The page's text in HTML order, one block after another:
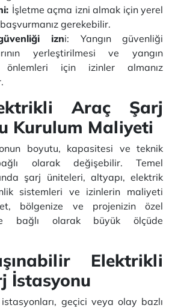
İşletme açma izni almak için yerel
gerekebilir.
izni: Yangın güvenliği
yerleştirilmesi ve yangın
önlemleri için izinler almanız
Araç Şarj
Kurulum Maliyeti
boyutu, kapasitesi ve teknik
olarak değişebilir. Temel
şarj üniteleri, altyapı, elektrik
sistemleri ve izinlerin maliyeti
bölgenize ve projenizin özel
bağlı olarak büyük ölçüde
Elektrikli
İstasyonu
geçici veya olay bazlı